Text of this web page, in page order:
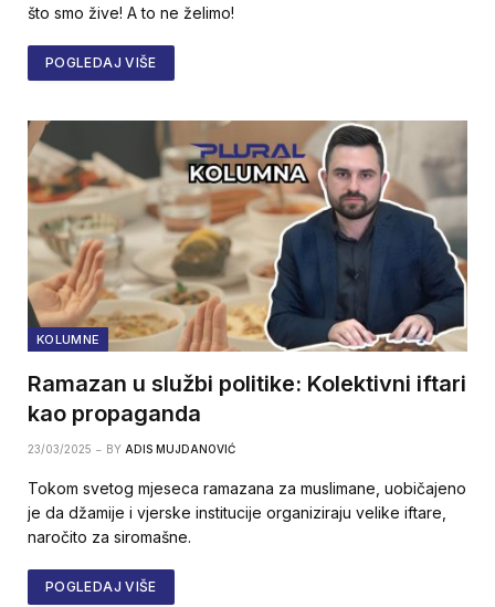
što smo žive! A to ne želimo!
POGLEDAJ VIŠE
KOLUMNE
Ramazan u službi politike: Kolektivni iftari
kao propaganda
23/03/2025 BY ADIS MUJDANOVIĆ
Tokom svetog mjeseca ramazana za muslimane, uobičajeno
je da džamije i vjerske institucije organiziraju velike iftare,
naročito za siromašne.
POGLEDAJ VIŠE